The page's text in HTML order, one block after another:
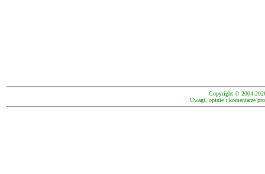
Copyright © 2004-
Uwagi, opinie i komentarze